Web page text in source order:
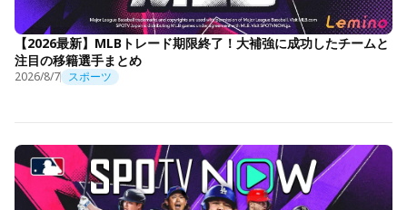
【2026最新】MLBトレード期限終了！大補強に成功したチームと
注目の移籍選手まとめ
2026/8/7 スポーツ